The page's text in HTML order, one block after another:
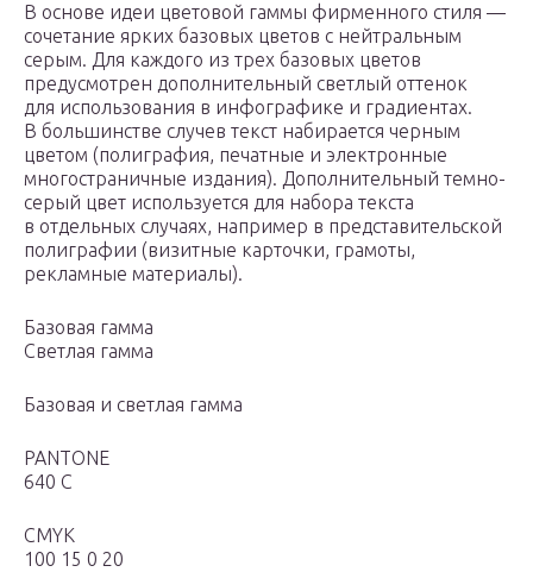
В основе идеи цветовой гаммы фирменного стиля —
сочетание ярких базовых цветов с нейтральным
серым. Для каждого из трех базовых цветов
предусмотрен дополнительный светлый оттенок
для использования в инфографике и градиентах.
В большинстве случев текст набирается черным
цветом (полиграфия, печатные и электронные
многостраничные издания). Дополнительный темно-
серый цвет используется для набора текста
в отдельных случаях, например в представительской
полиграфии (визитные карточки, грамоты,
рекламные материалы).
Базовая гамма
Светлая гамма
Базовая и светлая гамма
PANTONE
640 С
CMYK
100 15 0 20